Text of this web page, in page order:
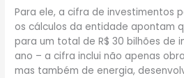
Para ele, a cifra de investimentos
os cálculos da entidade apontam
para um total de R$ 30 bilhões de
ano – a cifra inclui não apenas
mas também de energia,